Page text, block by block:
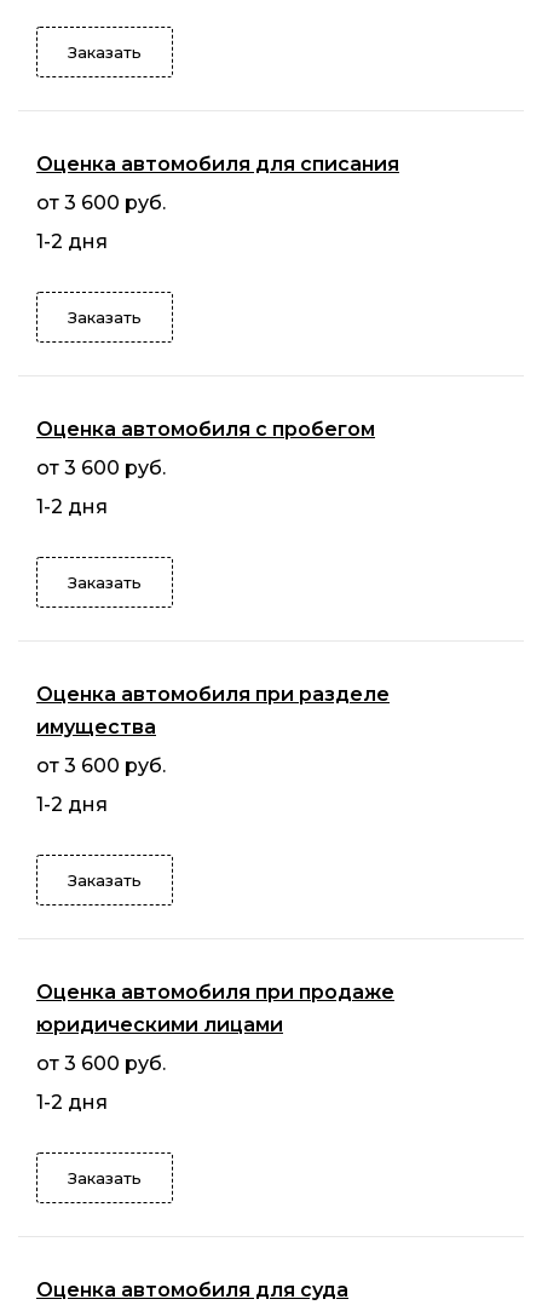
Заказать
Оценка автомобиля для списания
от 3 600 руб.
1-2 дня
Заказать
Оценка автомобиля с пробегом
от 3 600 руб.
1-2 дня
Заказать
Оценка автомобиля при разделе
имущества
от 3 600 руб.
1-2 дня
Заказать
Оценка автомобиля при продаже
юридическими лицами
от 3 600 руб.
1-2 дня
Заказать
Оценка автомобиля для суда